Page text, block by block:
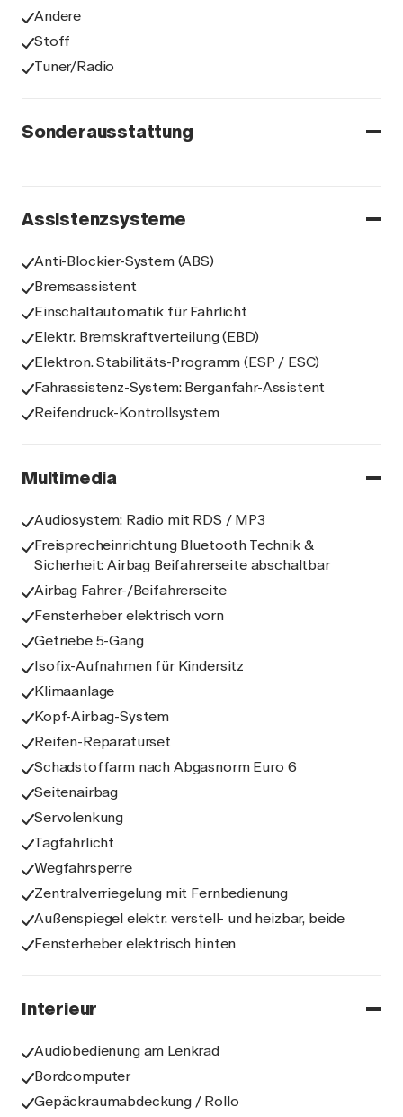
Andere
Stoff
Tuner/Radio
Sonderausstattung
Assistenzsysteme
Anti-Blockier-System (ABS)
Bremsassistent
Einschaltautomatik für Fahrlicht
Elektr. Bremskraftverteilung (EBD)
Elektron. Stabilitäts-Programm (ESP / ESC)
Fahrassistenz-System: Berganfahr-Assistent
Reifendruck-Kontrollsystem
Multimedia
Audiosystem: Radio mit RDS / MP3
Freisprecheinrichtung Bluetooth Technik &
Sicherheit: Airbag Beifahrerseite abschaltbar
Airbag Fahrer-/Beifahrerseite
Fensterheber elektrisch vorn
Getriebe 5-Gang
Isofix-Aufnahmen für Kindersitz
Klimaanlage
Kopf-Airbag-System
Reifen-Reparaturset
Schadstoffarm nach Abgasnorm Euro 6
Seitenairbag
Servolenkung
Tagfahrlicht
Wegfahrsperre
Zentralverriegelung mit Fernbedienung
Außenspiegel elektr. verstell- und heizbar, beide
Fensterheber elektrisch hinten
Interieur
Audiobedienung am Lenkrad
Bordcomputer
Gepäckraumabdeckung / Rollo